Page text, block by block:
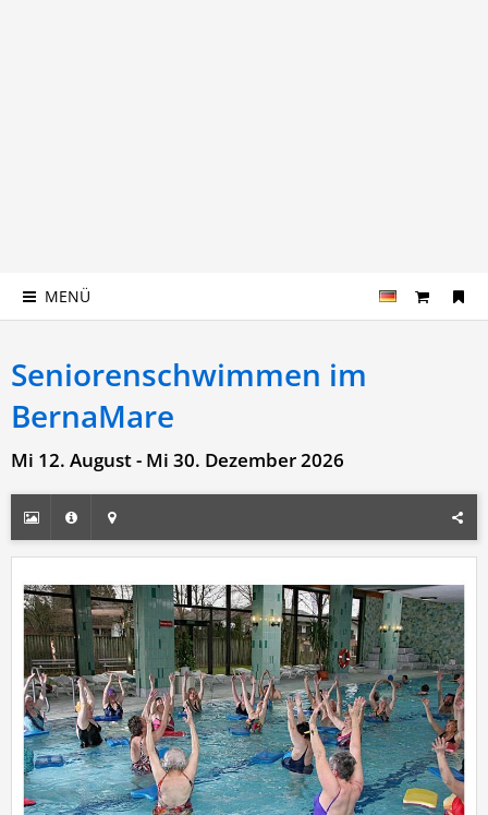
MENÜ
Seniorenschwimmen im
BernaMare
Mi 12. August - Mi 30. Dezember 2026